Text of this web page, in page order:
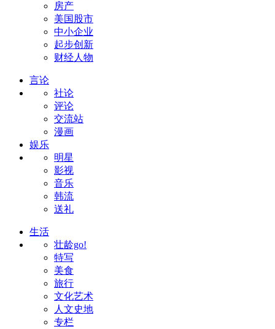
房产
美国股市
中小企业
起步创新
财经人物
言论
社论
评论
交流站
漫画
娱乐
明星
影视
音乐
韩流
送礼
生活
壮龄go!
特写
美食
旅行
文化艺术
人文史地
专栏